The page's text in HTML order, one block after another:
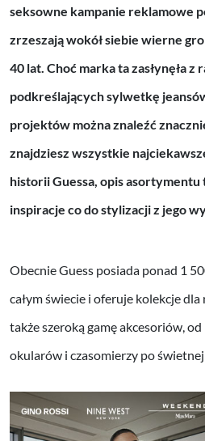
seksowne kampanie reklamowe
zrzeszają wokół siebie wierne
40 lat. Choć marka ta zasłynęła z
podkreślających sylwetkę
projektów można znaleźć
znajdziesz wszystkie
historii Guessa, opis asortymentu
inspiracje co do stylizacji z jego
Obecnie Guess posiada ponad 1
całym świecie i oferuje kolekcje dla
także szeroką gamę akcesoriów,
okularów i czasomierzy po